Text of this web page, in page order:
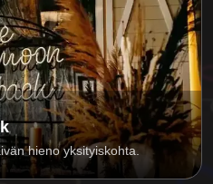
hieno yksityiskohta.